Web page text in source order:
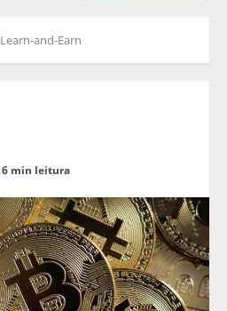
Learn-and-Earn
6 min leitura